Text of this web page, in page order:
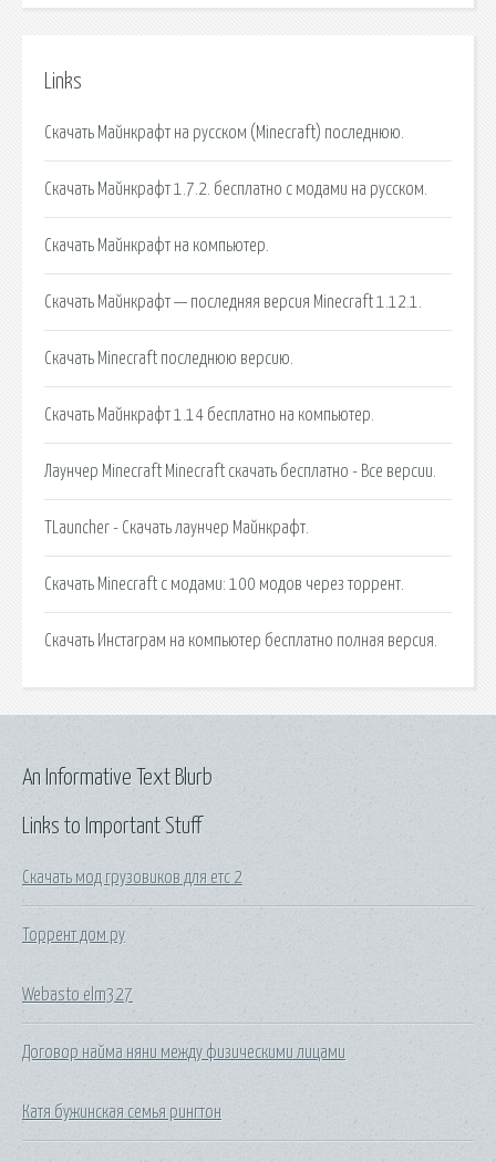
Links
Скачать Майнкрафт на русском (Minecraft) последнюю.
Скачать Майнкрафт 1.7.2. бесплатно с модами на русском.
Скачать Майнкрафт на компьютер.
Скачать Майнкрафт — последняя версия Minecraft 1.12.1.
Скачать Minecraft последнюю версию.
Скачать Майнкрафт 1.14 бесплатно на компьютер.
Лаунчер Minecraft Minecraft скачать бесплатно - Все версии.
TLauncher - Скачать лаунчер Майнкрафт.
Скачать Minecraft с модами: 100 модов через торрент.
Скачать Инстаграм на компьютер бесплатно полная версия.
Links to Important Stuff
Скачать мод грузовиков для етс 2
Торрент дом ру
Webasto elm327
Договор найма няни между физическими лицами
Катя бужинская семья рингтон
An Informative Text Blurb